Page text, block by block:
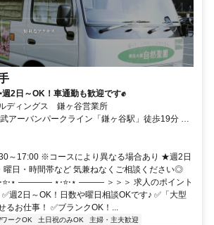
2日～OK！車通勤も歓迎です✊
ディングス 鎌ヶ谷営業所
アーバンパークライン「鎌ヶ谷駅」徒歩19分 ★
～17:00 ※コースにより異なる場合あり ★週2日
曜日・時間帯など 気兼ねなくご相談ください◎
―――― ⋆⋅⭐⋅⋆ ――― ＞＞＞ 求人のポイント
週2日～OK！日数や曜日相談OKです♪ ✅「大型
るお仕事！ ✅ブランクOK！...
ークOK 土日祝のみOK
主婦・主夫歓迎